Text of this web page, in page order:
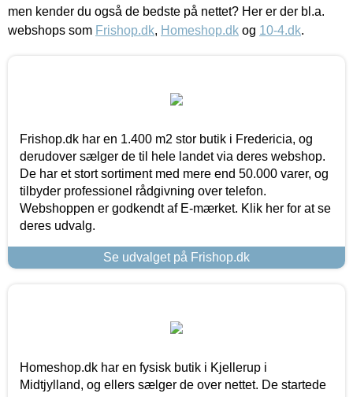
men kender du også de bedste på nettet? Her er der bl.a.
webshops som Frishop.dk, Homeshop.dk og 10-4.dk.
Frishop.dk har en 1.400 m2 stor butik i Fredericia, og
derudover sælger de til hele landet via deres webshop.
De har et stort sortiment med mere end 50.000 varer, og
tilbyder professionel rådgivning over telefon.
Webshoppen er godkendt af E-mærket. Klik her for at se
deres udvalg.
Se udvalget på Frishop.dk
Homeshop.dk har en fysisk butik i Kjellerup i
Midtjylland, og ellers sælger de over nettet. De startede